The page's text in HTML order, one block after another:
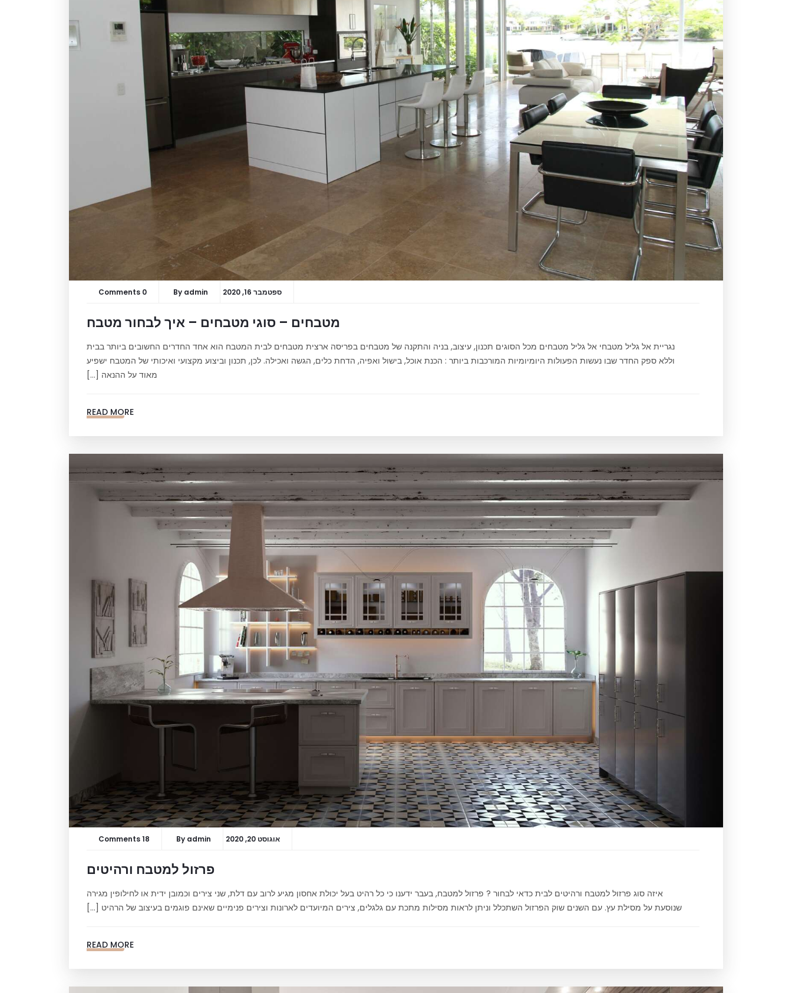
ספטמבר 16, 2020 By admin
0 Comments
מטבחים – סוגי מטבחים – איך לבחור מטבח
נגריית אל גליל מטבחי אל גליל מטבחים מכל הסוגים תכנון, עיצוב, בניה והתקנה של מטבחים בפריסה ארצית מטבחים לבית המטבח הוא אחד החדרים החשובים ביותר בבית
וללא ספק החדר שבו נעשות הפעולות היומיומיות המורכבות ביותר : הכנת אוכל, בישול ואפיה, הדחת כלים, הגשה ואכילה. לכן, תכנון וביצוע מקצועי ואיכותי של המטבח ישפיע
מאוד על ההנאה […]
READ MORE
אוגוסט 20, 2020 By admin
18 Comments
פרזול למטבח ורהיטים
איזה סוג פרזול למטבח ורהיטים לבית כדאי לבחור ? פרזול למטבח, בעבר ידענו כי כל רהיט בעל יכולת אחסון מגיע לרוב עם דלת, שני צירים וכמובן ידית או לחילופין מגירה
שנוסעת על מסילת עץ. עם השנים שוק הפרזול השתכלל וניתן לראות מסילות מתכת עם גלגלים, צירים המיועדים לארונות וצירים פנימיים שאינם פוגמים בעיצוב של הרהיט […]
READ MORE